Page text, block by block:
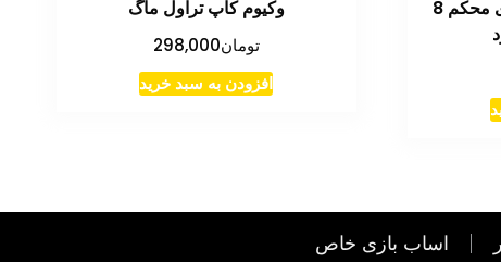
قمقمه ارتشی فلاسک قوی محکم 8
وکیوم کاپ تراول ماگ
تومان298,000
افزودن به سبد خرید
اساب بازی خاص